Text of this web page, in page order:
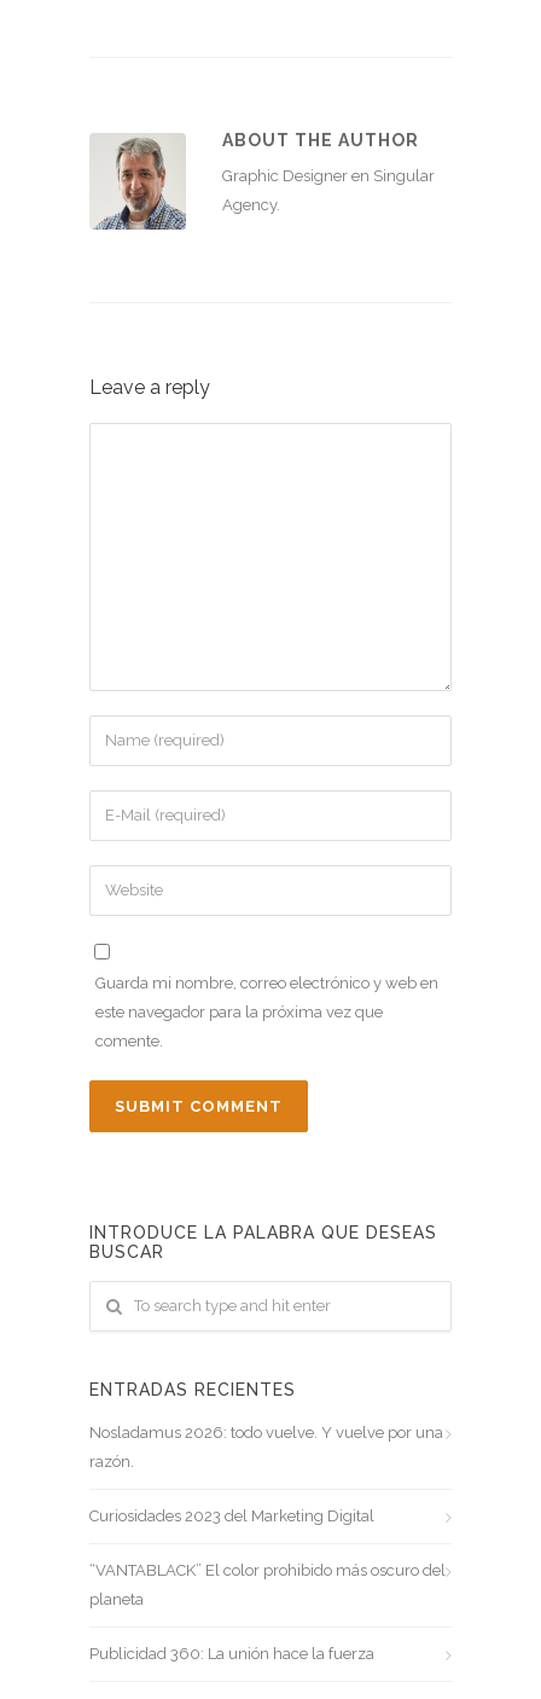
ABOUT THE AUTHOR
Graphic Designer en Singular
Agency.
Leave a reply
Guarda mi nombre, correo electrónico y web en
este navegador para la próxima vez que
comente.
INTRODUCE LA PALABRA QUE DESEAS
BUSCAR
ENTRADAS RECIENTES
Nosladamus 2026: todo vuelve. Y vuelve por una
razón.
Curiosidades 2023 del Marketing Digital
“VANTABLACK” El color prohibido más oscuro del
planeta
Publicidad 360: La unión hace la fuerza